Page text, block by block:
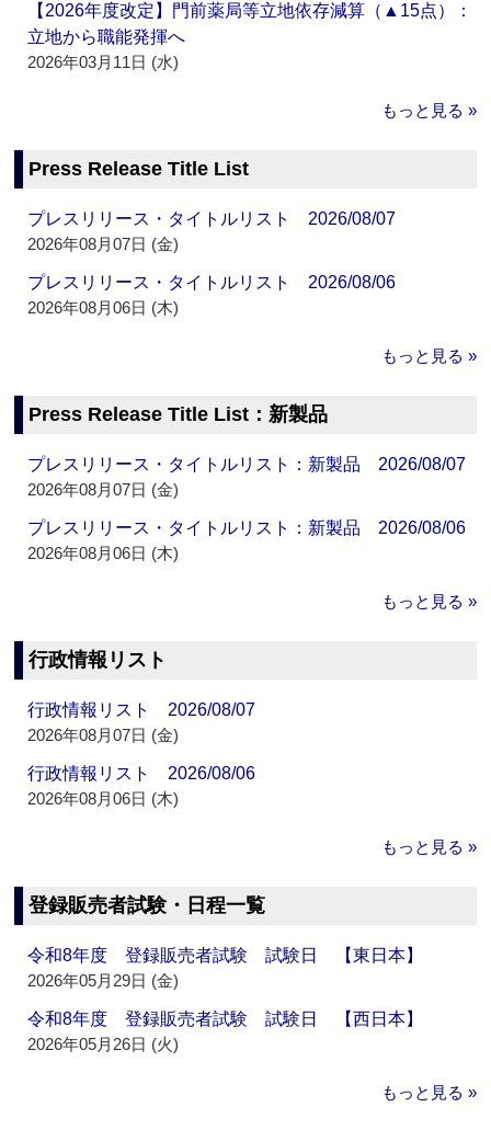
【2026年度改定】門前薬局等立地依存減算（▲15点）：
立地から職能発揮へ
2026年03月11日 (水)
もっと見る »
Press Release Title List
プレスリリース・タイトルリスト 2026/08/07
2026年08月07日 (金)
プレスリリース・タイトルリスト 2026/08/06
2026年08月06日 (木)
もっと見る »
Press Release Title List：新製品
プレスリリース・タイトルリスト：新製品 2026/08/07
2026年08月07日 (金)
プレスリリース・タイトルリスト：新製品 2026/08/06
2026年08月06日 (木)
もっと見る »
行政情報リスト
行政情報リスト 2026/08/07
2026年08月07日 (金)
行政情報リスト 2026/08/06
2026年08月06日 (木)
もっと見る »
登録販売者試験・日程一覧
令和8年度 登録販売者試験 試験日 【東日本】
2026年05月29日 (金)
令和8年度 登録販売者試験 試験日 【西日本】
2026年05月26日 (火)
もっと見る »